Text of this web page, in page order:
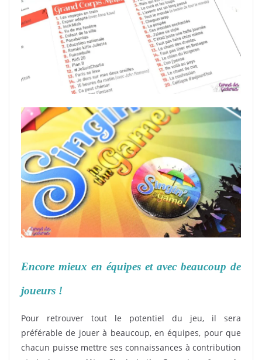
Encore mieux en équipes et avec beaucoup de
joueurs !
Pour retrouver tout le potentiel du jeu, il sera
préférable de jouer à beaucoup, en équipes, pour que
chacun puisse mettre ses connaissances à contribution